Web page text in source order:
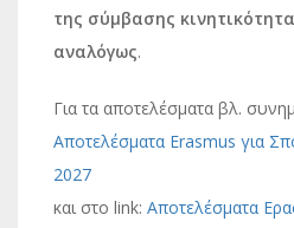
της σύμβασης
αναλόγως.
Για τα αποτελέσματα βλ.
Αποτελέσματα Erasmus για
2027
και στο link: Αποτελέσματα